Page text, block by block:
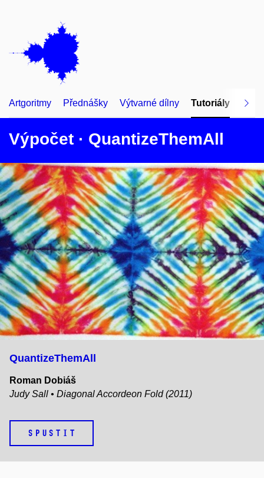
Artgoritmy Přednášky Výtvarné dílny Tutoriály
Výpočet · QuantizeThemAll
QuantizeThemAll
Roman Dobiáš
Judy Sall • Diagonal Accordeon Fold (2011)
SPUSTIT